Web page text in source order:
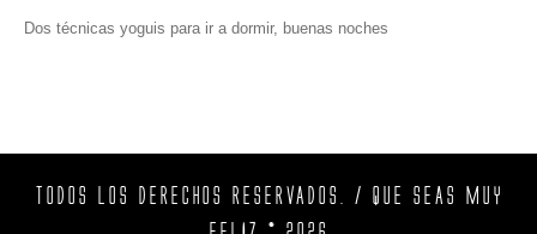
Dos técnicas yoguis para ir a dormir, buenas noches
TODOS LOS DERECHOS RESERVADOS. / QUE SEAS MUY